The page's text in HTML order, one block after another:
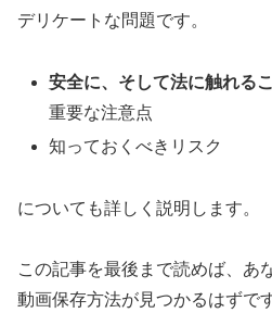
デリケートな問題です。
安全に、そして法に触れる
重要な注意点
知っておくべきリスク
についても詳しく説明します。
この記事を最後まで読めば、あ
動画保存方法が見つかるはずです